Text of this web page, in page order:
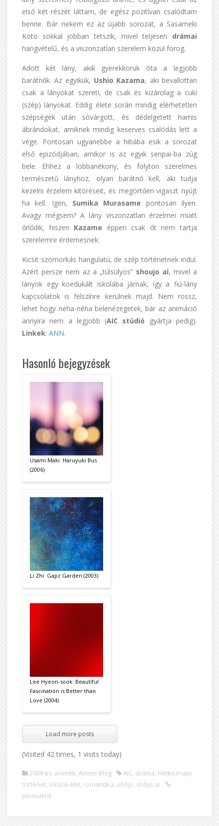
első két részét láttam, de egész pozitívan csalódtam
benne. Bár nekem ez az újabb sorozat, a Sasameki
Koto sokkal jobban tetszik, mivel teljesen drámai
hangvételű, és a viszonzatlan szerelem közül forog.
Adott két lány, akik gyerekkoruk óta a legjobb
barátnők. Az egyikük, Ushio Kazama, aki bevallottan
csak a lányokat szereti, de csak és kizárolag a cuki
(szép) lányokat. Eddig élete során mindig elérhetetlen
szépségek után sóvárgott, és dédelgetett hamis
ábrándokat, amiknek mindig keserves csalódás lett a
vége. Pontosan ugyanebbe a hibába esik a sorozat
első epizódjában, amikor is az egyik senpai-ba zúg
bele. Ehhez a lobbanékony, és folyton szerelmes
természetű lányhoz, olyan barátnő kell, aki tudja
kezelni érzelem kitöréseit, és megörtően vigaszt nyújt
ha kell. Igen, Sumika Murasame pontosan ilyen.
Avagy mégsem? A lány viszonzatlan érzelmei miatt
őrlődik, hiszen Kazame éppen csak őt nem tartja
szerelemre érdemesnek.
Kicsit szomorkás hangulatú, de szép történetnek indul.
Azért persze nem az a „túlsúlyos” shoujo ai, mivel a
lányok egy koedukált iskolába járnak, így a fiú-lány
kapcsolatok is felszínre kerülnek majd. Nem rossz,
lehet hogy néha-néha belenézegetek, bár az animáció
annyira nem a legjobb (AIC stúdió gyártja pedig).
Linkek: ANN.
Hasonló bejegyzések
Usami Maki: Haruyuki Bus
(2006)
Li Zhi: Gapz Garden (2003)
Lee Hyeon-sook: Beautiful
Fascination is Better than
Love (2004)
Load more posts
(Visited 42 times, 1 visits today)
2009-es animék, Anime Blog AIC, dráma, hétköznapi
történet, iskolai élet, romantika, shōjo, shōjo ai
permalink